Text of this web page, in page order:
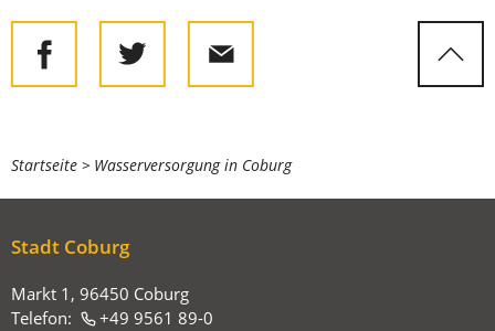
Sie
befinden
sich
Startseite Wasserversorgung in Coburg
Stadt Coburg
Markt 1, 96450 Coburg
Telefon:
+49 9561 89-0